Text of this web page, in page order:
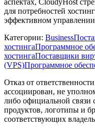
для потребностей
эффективном
Категории: Business
хостингаПрограммное
хостингаПоставщики
(VPS)Программное
Отказ от
ассоциирован, не
либо официальной связи
продуктов, логотипы и
соответствующих